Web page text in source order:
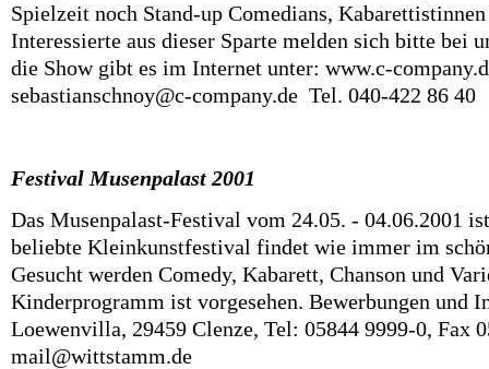
Spielzeit noch Stand-up Comedians,
Interessierte aus dieser Sparte melden sich bitte bei
die Show gibt es im Internet unter: www.c-
sebastianschnoy@c-company.de Tel. 040-422 86 40
Festival Musenpalast 2001
Das Musenpalast-Festival vom 24.05. - 04.06.2001
beliebte Kleinkunstfestival findet wie immer im
Gesucht werden Comedy, Kabarett, Chanson und
Kinderprogramm ist vorgesehen. Bewerbungen und
Loewenvilla, 29459 Clenze, Tel: 05844 9999-0, Fax
mail@wittstamm.de